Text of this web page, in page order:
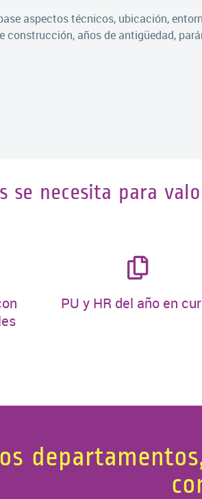
aspectos técnicos, ubicación,
construcción, años de antigüedad,
se necesita para
PU y HR del año en